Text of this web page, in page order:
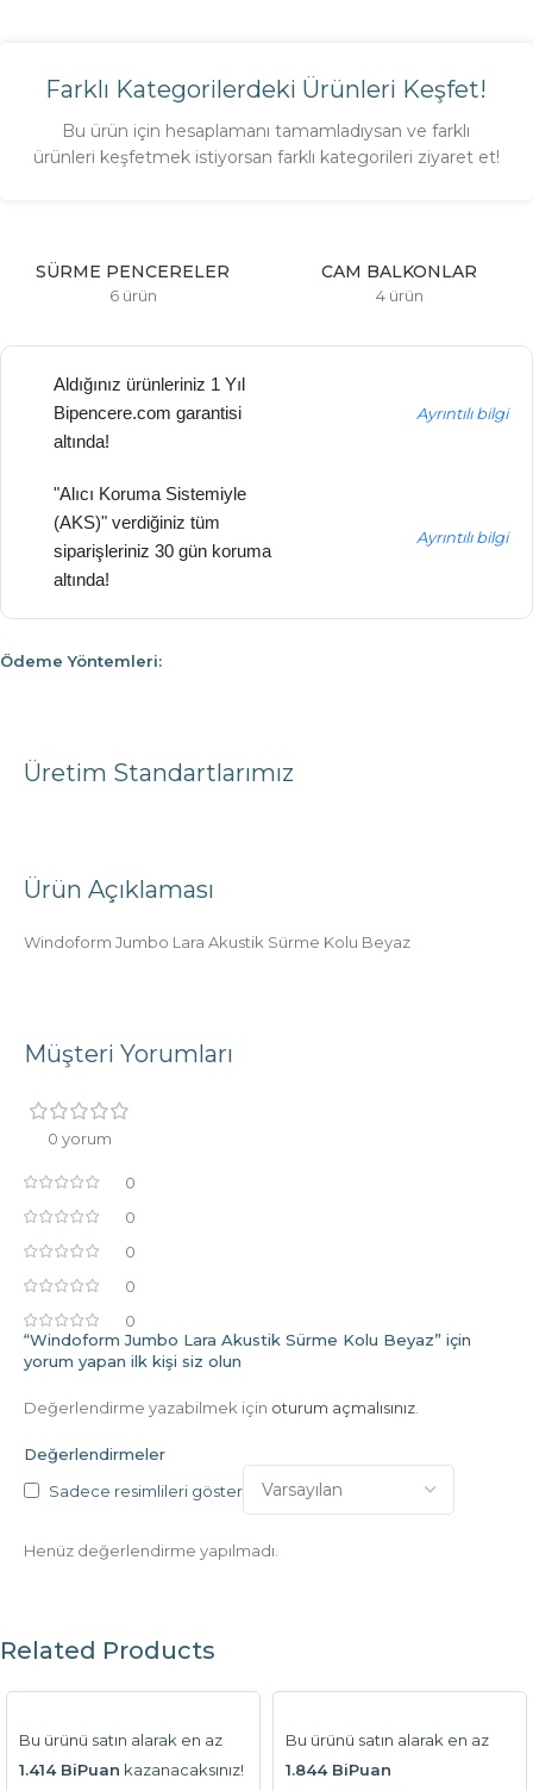
Farklı Kategorilerdeki Ürünleri Keşfet!
Bu ürün için hesaplamanı tamamladıysan ve farklı
ürünleri keşfetmek istiyorsan farklı kategorileri ziyaret et!
SÜRME PENCERELER
6 ürün
CAM BALKONLAR
4 ürün
Aldığınız ürünleriniz 1 Yıl
Bipencere.com garantisi
altında!
Ayrıntılı bilgi
"Alıcı Koruma Sistemiyle
(AKS)" verdiğiniz tüm
siparişleriniz 30 gün koruma
altında!
Ayrıntılı bilgi
Ödeme Yöntemleri:
Ürün Açıklaması
Windoform Jumbo Lara Akustik Sürme Kolu Beyaz
Üretim Standartlarımız
Müşteri Yorumları
0 yorum
0
0
0
0
0
Değerlendirmeler
Sadece resimlileri göster
Henüz değerlendirme yapılmadı.
“Windoform Jumbo Lara Akustik Sürme Kolu Beyaz” için
yorum yapan ilk kişi siz olun
Değerlendirme yazabilmek için oturum açmalısınız
Related Products
Bu ürünü satın alarak en az
1.414 BiPuan kazanacaksınız!
Bu ürünü satın alarak en az
1.844 BiPuan